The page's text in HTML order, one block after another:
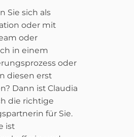
Sie sich als
oder mit
oder
in einem
oder
diesen erst
Dann ist Claudia
die richtige
für Sie.
ist